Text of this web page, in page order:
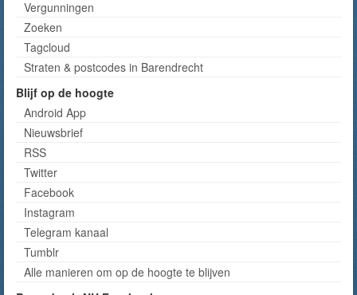
Vergunningen
Zoeken
Tagcloud
Straten & postcodes in Barendrecht
Blijf op de hoogte
Android App
Nieuwsbrief
RSS
Twitter
Facebook
Instagram
Telegram kanaal
Tumblr
Alle manieren om op de hoogte te blijven